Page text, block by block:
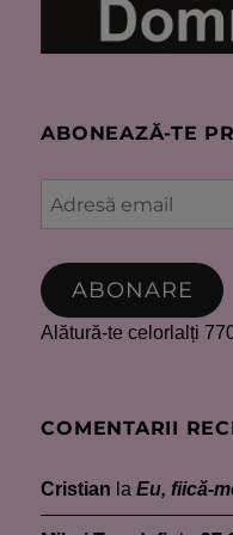
ABONEAZĂ-TE
Adresă
email
ABONARE
Alătură-te celorlalți
COMENTARII
Cristian laEu, fiică-